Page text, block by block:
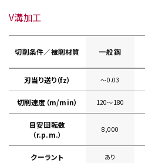
V溝加工
切削条件／被削材質 一般鋼
刃当り送り（fz） ～0.03
切削速度（m/min） 120～180
目安回転数
（r.p.m.）
8,000
クーラント あり